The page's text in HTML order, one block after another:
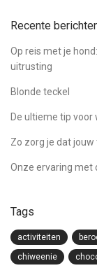
Recente
Op reis met je
uitrusting
Blonde teckel
De ultieme tip voor
Zo zorg je dat
Onze ervaring met
Tags
activiteiten
chiweenie